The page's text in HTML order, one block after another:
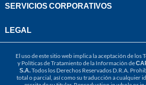
SERVICIOS CORPORATIVOS
LEGAL
El uso de este sitio web implica la aceptación de los
y Políticas de Tratamiento de la Información de
S.A.Todos los Derechos Reservados D.R.A.
total o parcial, así como su traducción a cualquier